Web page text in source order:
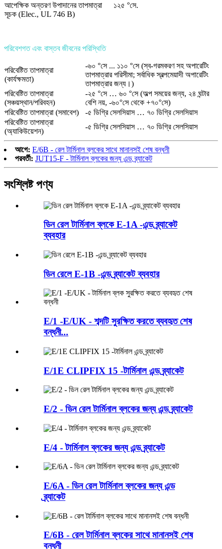
আপেক্ষিক অন্তরণ উপাদানের তাপমাত্রা
সূচক (Elec., UL 746 B)
১২৫ °সে.
পরিবেশগত এবং বাস্তব জীবনের পরিস্থিতি
পরিবেষ্টিত তাপমাত্রা
(কার্যক্ষমতা)
-৬০ °সে ... ১১০ °সে (স্ব-গরমকরণ সহ অপারেটিং
তাপমাত্রার পরিসীমা; সর্বাধিক স্বল্পমেয়াদী অপারেটিং
তাপমাত্রার জন্য।)
পরিবেষ্টিত তাপমাত্রা
(সঞ্চয়স্থান/পরিবহন)
-২৫ °সে … ৬০ °সে (অল্প সময়ের জন্য, ২৪ ঘন্টার
বেশি নয়, -৬০°সে থেকে +৭০°সে)
পরিবেষ্টিত তাপমাত্রা (সমাবেশ)
-৫ ডিগ্রি সেলসিয়াস … ৭০ ডিগ্রি সেলসিয়াস
পরিবেষ্টিত তাপমাত্রা
(অ্যাকিউয়েশন)
-৫ ডিগ্রি সেলসিয়াস … ৭০ ডিগ্রি সেলসিয়াস
আগে: E/6B - রেল টার্মিনাল ব্লকের সাথে মানানসই শেষ বন্ধনী
পরবর্তী: JUT15-F - টার্মিনাল ব্লকের জন্য এন্ড ব্র্যাকেট
সংশ্লিষ্ট পণ্য
ডিন রেল টার্মিনাল ব্লকে E-1A -এন্ড ব্র্যাকেট
ব্যবহার
ডিন রেলে E-1B -এন্ড ব্র্যাকেট ব্যবহার
E/1 -E/UK - শব্দটি সুরক্ষিত করতে ব্যবহৃত শেষ
বন্ধনী...
E/1E CLIPFIX 15 -টার্মিনাল এন্ড ব্র্যাকেট
E/2 - ডিন রেল টার্মিনাল ব্লকের জন্য এন্ড ব্র্যাকেট
E/4 - টার্মিনাল ব্লকের জন্য এন্ড ব্র্যাকেট
E/6A - ডিন রেল টার্মিনাল ব্লকের জন্য এন্ড
ব্র্যাকেট
E/6B - রেল টার্মিনাল ব্লকের সাথে মানানসই শেষ
বন্ধনী